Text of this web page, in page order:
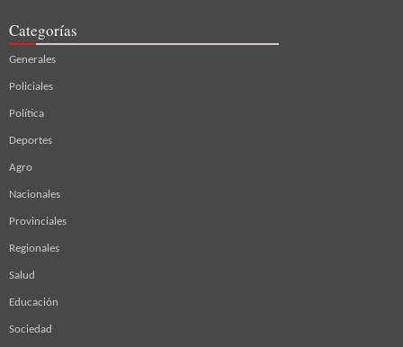
Categorías
Generales
Policiales
Política
Deportes
Agro
Nacionales
Provinciales
Regionales
Salud
Educación
Sociedad